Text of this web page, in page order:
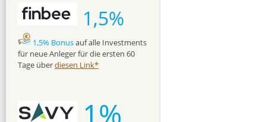
1,5%
1,5% Bonusauf alle Investments
für neue Anleger für die ersten 60
Tage überdiesen Link*
1%